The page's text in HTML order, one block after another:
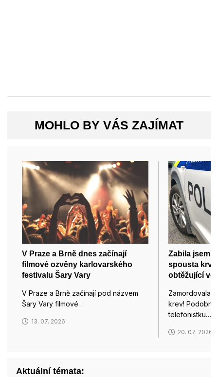
MOHLO BY VÁS ZAJÍMAT
V Praze a Brně dnes začínají
filmové ozvěny karlovarského
festivalu Šary Vary
V Praze a Brně začínají pod názvem
Šary Vary filmové…
13. 07. 2026
Zabila jsem
spousta
obtěžující
Zamordovala
krev!
telefonistku…
20. 07. 2026
Aktuální témata: